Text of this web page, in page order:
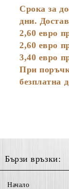
Срока за
дни.
2,60 евро
2,60 евро
3,40 евро
При
безплатна
Бързи връзки:
Начало